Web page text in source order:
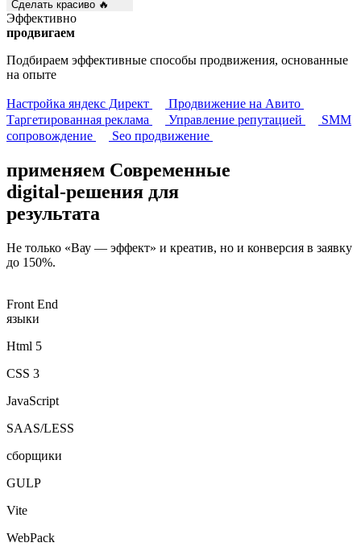
Сделать красиво 🔥
Эффективно
продвигаем
Подбираем эффективные способы продвижения, основанные
на опыте
Настройка яндекс Директ
Продвижение на Авито
Таргетированная реклама
Управление репутацией
SMM
сопровождение
Seo продвижение
применяем Современные
digital-решения для
результата
Не только «Вау — эффект» и креатив, но и конверсия в заявку
до 150%.
Front End
языки
Html 5
CSS 3
JavaScript
SAAS/LESS
сборщики
GULP
Vite
WebPack